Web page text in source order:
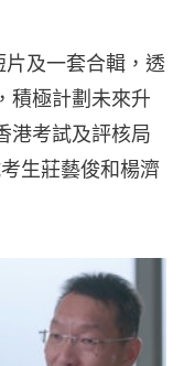
片及一套合輯，透
積極計劃未來升
港考試及評核局
生莊藝俊和楊濟